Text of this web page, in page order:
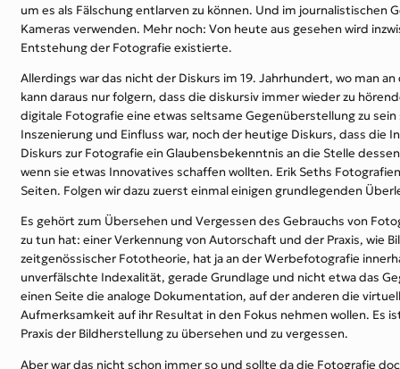
um es als Fälschung entlarven zu können. Und im
Kameras verwenden. Mehr noch: Von heute aus gesehen wird
Entstehung der Fotografie existierte.
Allerdings war das nicht der Diskurs im 19. Jahrhundert, wo man
kann daraus nur folgern, dass die diskursiv immer wieder zu
digitale Fotografie eine etwas seltsame Gegenüberstellung zu
Inszenierung und Einfluss war, noch der heutige Diskurs, dass
Diskurs zur Fotografie ein Glaubensbekenntnis an die Stelle
wenn sie etwas Innovatives schaffen wollten. Erik Seths
Seiten. Folgen wir dazu zuerst einmal einigen grundlegenden
Es gehört zum Übersehen und Vergessen des Gebrauchs von
zu tun hat: einer Verkennung von Autorschaft und der Praxis, wie
zeitgenössischer Fototheorie, hat ja an der Werbefotografie
unverfälschte Indexalität, gerade Grundlage und nicht etwa das
einen Seite die analoge Dokumentation, auf der anderen die
Aufmerksamkeit auf ihr Resultat in den Fokus nehmen wollen. Es
Praxis der Bildherstellung zu übersehen und zu vergessen.
Aber war das nicht schon immer so und sollte da die Fotografie